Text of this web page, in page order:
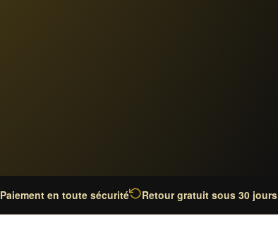
Paiement en toute sécurité Retour gratuit sous 30 jours